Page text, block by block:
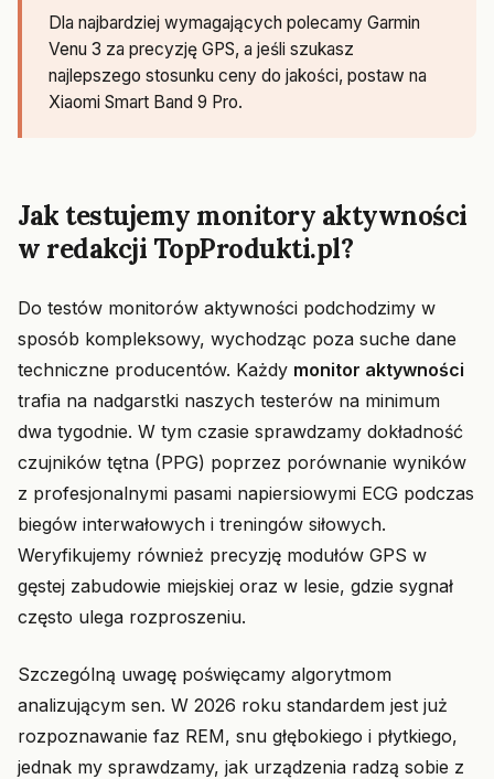
Dla najbardziej wymagających polecamy Garmin
Venu 3 za precyzję GPS, a jeśli szukasz
najlepszego stosunku ceny do jakości, postaw na
Xiaomi Smart Band 9 Pro.
Jak testujemy monitory aktywności
w redakcji TopProdukti.pl?
Do testów monitorów aktywności podchodzimy w
sposób kompleksowy, wychodząc poza suche dane
techniczne producentów. Każdy monitor aktywności
trafia na nadgarstki naszych testerów na minimum
dwa tygodnie. W tym czasie sprawdzamy dokładność
czujników tętna (PPG) poprzez porównanie wyników
z profesjonalnymi pasami napiersiowymi ECG podczas
biegów interwałowych i treningów siłowych.
Weryfikujemy również precyzję modułów GPS w
gęstej zabudowie miejskiej oraz w lesie, gdzie sygnał
często ulega rozproszeniu.
Szczególną uwagę poświęcamy algorytmom
analizującym sen. W 2026 roku standardem jest już
rozpoznawanie faz REM, snu głębokiego i płytkiego,
jednak my sprawdzamy, jak urządzenia radzą sobie z